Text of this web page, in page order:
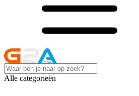
Alle categorieën